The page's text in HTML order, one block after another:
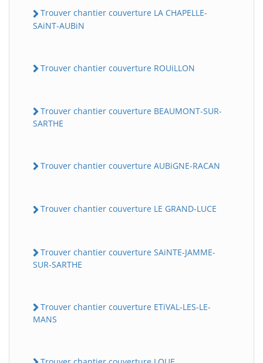
Trouver chantier couverture LA CHAPELLE-
SAiNT-AUBiN
Trouver chantier couverture ROUiLLON
Trouver chantier couverture BEAUMONT-SUR-
SARTHE
Trouver chantier couverture AUBiGNE-RACAN
Trouver chantier couverture LE GRAND-LUCE
Trouver chantier couverture SAiNTE-JAMME-
SUR-SARTHE
Trouver chantier couverture ETiVAL-LES-LE-
MANS